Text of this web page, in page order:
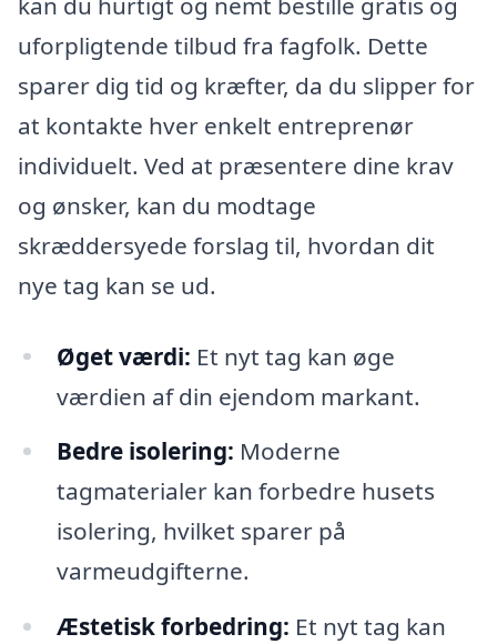
uforpligtende tilbud fra fagfolk. Dette
sparer dig tid og kræfter, da du slipper for
at kontakte hver enkelt entreprenør
individuelt. Ved at præsentere dine krav
og ønsker, kan du modtage
skræddersyede forslag til, hvordan dit
nye tag kan se ud.
Øget værdi: Et nyt tag kan øge
værdien af din ejendom markant.
Bedre isolering: Moderne
tagmaterialer kan forbedre husets
isolering, hvilket sparer på
varmeudgifterne.
Æstetisk forbedring: Et nyt tag kan